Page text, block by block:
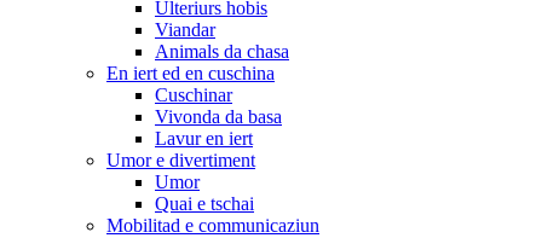
Ulteriurs hobis
Viandar
Animals da chasa
En iert ed en cuschina
Cuschinar
Vivonda da basa
Lavur en iert
Umor e divertiment
Umor
Quai e tschai
Mobilitad e communicaziun